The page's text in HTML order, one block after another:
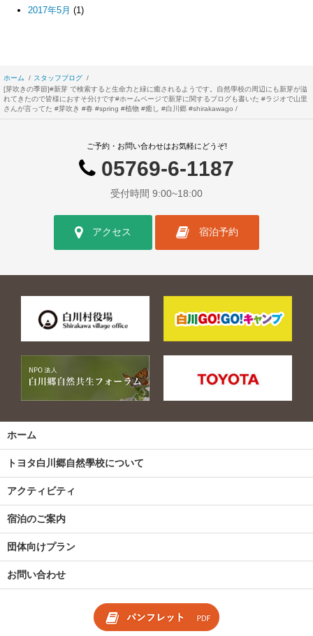
2017年5月 (1)
ホーム
スタッフブログ
[芽吹きの季節]#新芽 で検索すると生命力と緑に癒されるようです。自然學校の周辺にも新芽が溢
れてきたので皆様におすそ分けです#ホームページで新芽に関するブログも書いた #ラジオで山里
さんが言ってた #芽吹き #春 #spring #植物 #癒し #白川郷 #shirakawago
ご予約・お問い合わせはお気軽にどうぞ!
05769-6-1187
受付時間 9:00~18:00
アクセス 宿泊予約
ホーム
トヨタ白川郷自然學校について
アクティビティ
宿泊のご案内
団体向けプラン
お問い合わせ